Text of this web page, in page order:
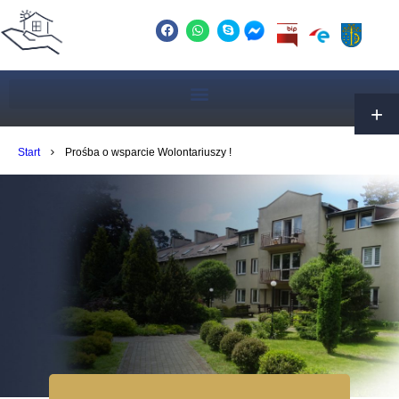
Start Prośba o wsparcie Wolontariuszy !